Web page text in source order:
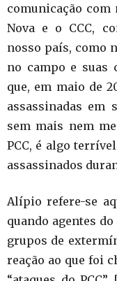
comunicação com
Nova e o CCC,
nosso país, como
no campo e suas
que, em maio de
assassinadas em
sem mais nem
PCC, é algo
assassinados
Alípio refere-se
quando agentes do
grupos de
reação ao que foi